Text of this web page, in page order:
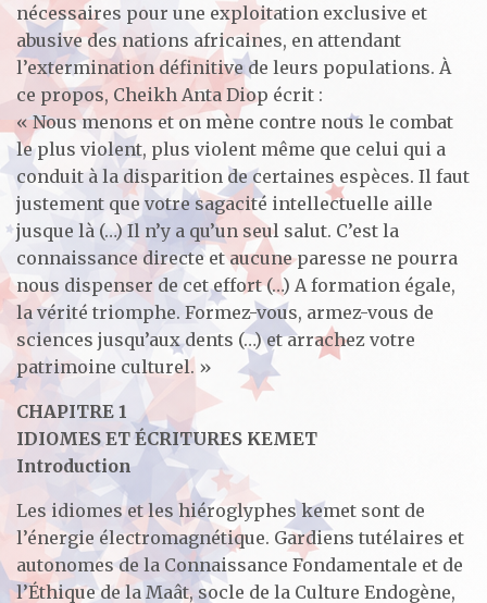
nécessaires pour une exploitation exclusive et
abusive des nations africaines, en attendant
l’extermination définitive de leurs populations. À
ce propos, Cheikh Anta Diop écrit :
« Nous menons et on mène contre nous le combat
le plus violent, plus violent même que celui qui a
conduit à la disparition de certaines espèces. Il faut
justement que votre sagacité intellectuelle aille
jusque là (…) Il n’y a qu’un seul salut. C’est la
connaissance directe et aucune paresse ne pourra
nous dispenser de cet effort (…) A formation égale,
la vérité triomphe. Formez-vous, armez-vous de
sciences jusqu’aux dents (…) et arrachez votre
patrimoine culturel. »
CHAPITRE 1
IDIOMES ET ÉCRITURES KEMET
Introduction
Les idiomes et les hiéroglyphes kemet sont de
l’énergie électromagnétique. Gardiens tutélaires et
autonomes de la Connaissance Fondamentale et de
l’Éthique de la Maât, socle de la Culture Endogène,